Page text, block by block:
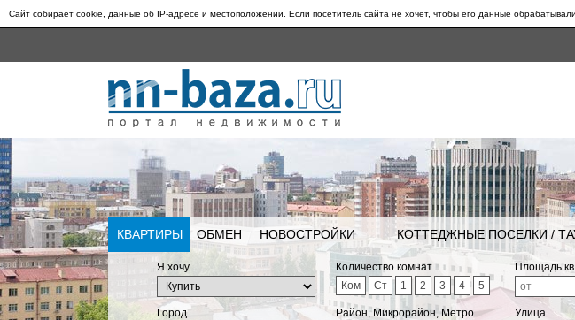
Сайт собирает cookie, данные об IP-адресе и местоположении. Если посетитель сайта не хочет, чтобы его данные
КВАРТИРЫ ОБМЕН НОВОСТРОЙКИ КОТТЕДЖНЫЕ ПОСЕЛКИ /
Я хочу
Количество комнат
Ком
Ст 1 2 3 4 5
Площадь
Город
Район, Микрорайон, Метро
Улица